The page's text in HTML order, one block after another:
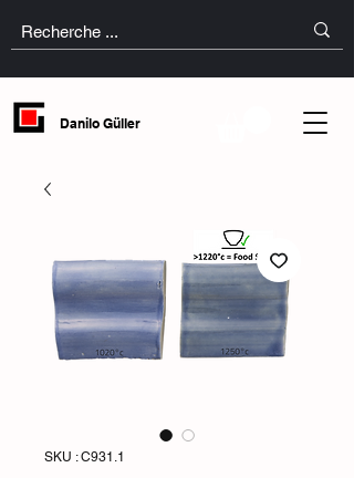
Danilo Güller
SKU : C931.1